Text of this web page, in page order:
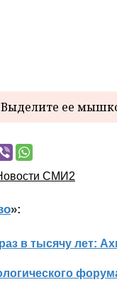
ее
СМИ2
»:
в тысячу лет: